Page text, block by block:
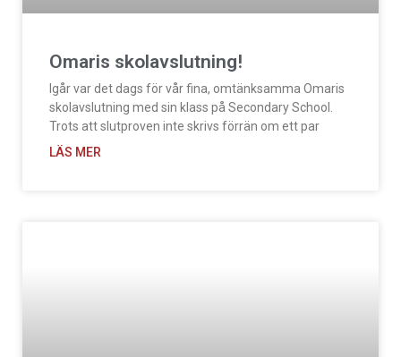
Omaris skolavslutning!
Igår var det dags för vår fina, omtänksamma Omaris
skolavslutning med sin klass på Secondary School.
Trots att slutproven inte skrivs förrän om ett par
LÄS MER